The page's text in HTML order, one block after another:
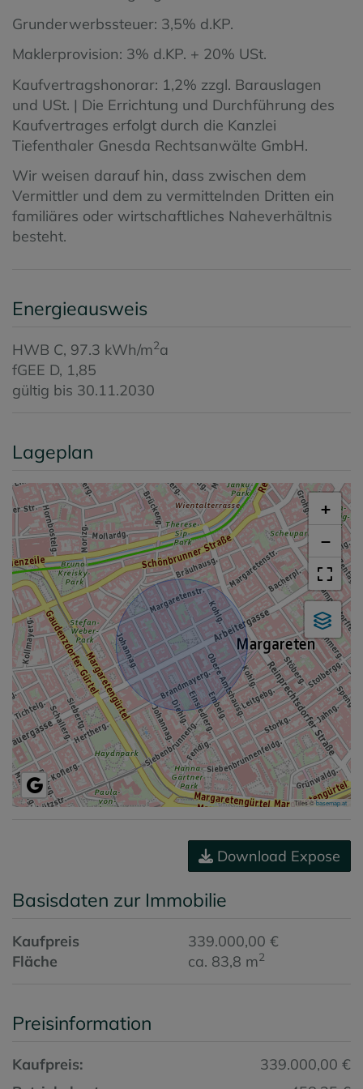
Grunderwerbssteuer: 3,5% d.KP.
Maklerprovision: 3% d.KP. + 20% USt.
Kaufvertragshonorar: 1,2% zzgl. Barauslagen
und USt. | Die Errichtung und Durchführung des
Kaufvertrages erfolgt durch die Kanzlei
Tiefenthaler Gnesda Rechtsanwälte GmbH.
Wir weisen darauf hin, dass zwischen dem
Vermittler und dem zu vermittelnden Dritten ein
familiäres oder wirtschaftliches Naheverhältnis
besteht.
Energieausweis
HWB C, 97.3 kWh/m2a
fGEE D, 1,85
gültig bis 30.11.2030
Lageplan
+
−
Tiles ©basemap.at
Download Expose
Basisdaten zur Immobilie
Kaufpreis
339.000,00 €
Fläche
ca. 83,8 m2
Preisinformation
Kaufpreis:
339.000,00 €